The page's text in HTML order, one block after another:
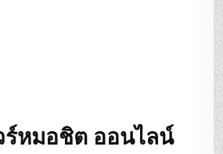
ร์หมอชิต ออนไลน์